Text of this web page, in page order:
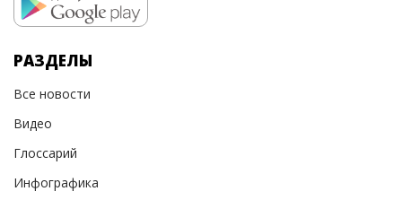
РАЗДЕЛЫ
Все новости
Видео
Глоссарий
Инфографика